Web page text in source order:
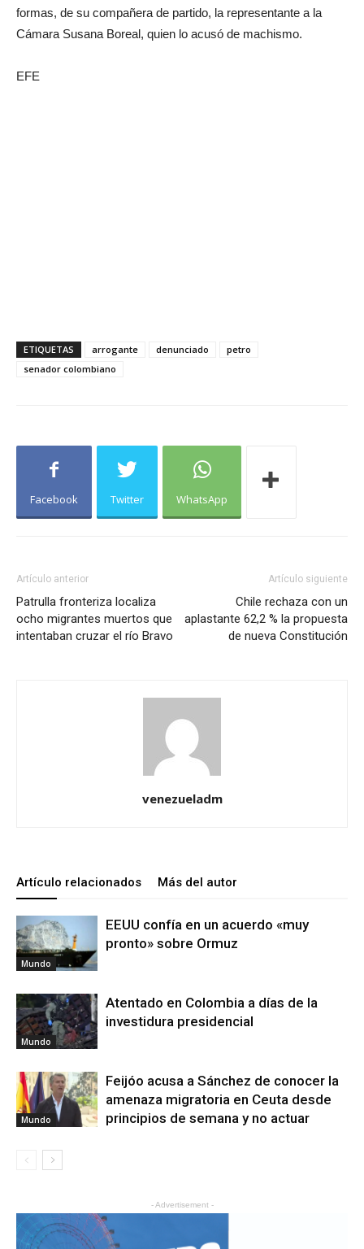
formas, de su compañera de partido, la representante a la
Cámara Susana Boreal, quien lo acusó de machismo.
EFE
ETIQUETAS arrogante denunciado
petro
senador colombiano
Facebook Twitter WhatsApp
Artículo anterior
Patrulla fronteriza localiza
ocho migrantes muertos que
intentaban cruzar el río Bravo
Artículo siguiente
Chile rechaza con un
aplastante 62,2 % la propuesta
de nueva Constitución
venezueladm
Artículo relacionados Más del autor
Mundo
EEUU confía en un acuerdo «muy
pronto» sobre Ormuz
Mundo
Atentado en Colombia a días de la
investidura presidencial
Mundo
Feijóo acusa a Sánchez de conocer la
amenaza migratoria en Ceuta desde
principios de semana y no actuar
- Advertisement -